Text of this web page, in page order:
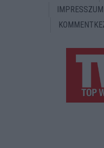
IMPRESSZUM